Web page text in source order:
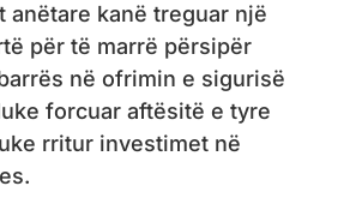
anëtare kanë treguar një
për të marrë përsipër
në ofrimin e sigurisë
forcuar aftësitë e tyre
rritur investimet në